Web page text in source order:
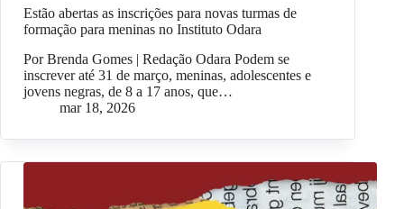
Estão abertas as inscrições para novas turmas de
formação para meninas no Instituto Odara
Por Brenda Gomes | Redação Odara Podem se
inscrever até 31 de março, meninas, adolescentes e
jovens negras, de 8 a 17 anos, que…
mar 18, 2026